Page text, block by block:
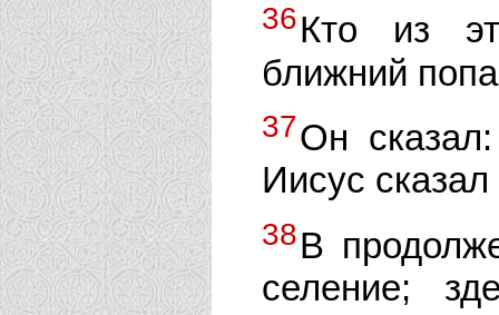
36Кто из
ближний
37Он
Иисус
38В
селение;